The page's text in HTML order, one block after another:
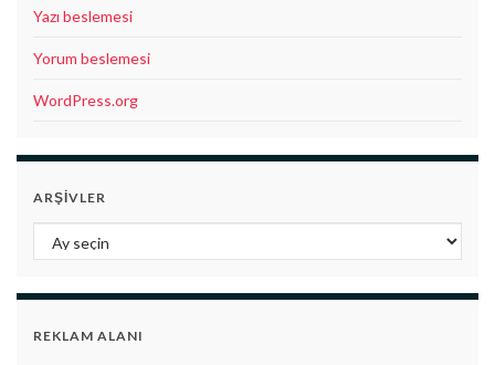
Yazı beslemesi
Yorum beslemesi
WordPress.org
ARŞIVLER
Arşivler
REKLAM ALANI